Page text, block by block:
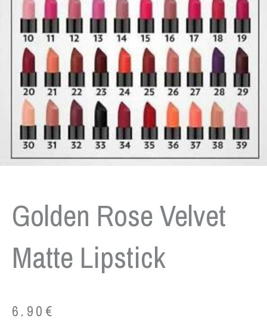
Golden Rose Velvet
Matte Lipstick
6.90 €